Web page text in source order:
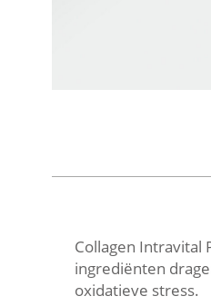
Collagen Intravital
ingrediënten
oxidatieve stress.